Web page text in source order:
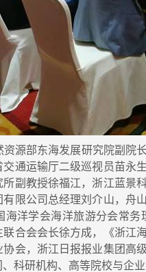
源部东海发展研究院副院
通运输厅二级巡视员苗永
副教授徐福江，浙江蓝景
限公司总经理刘介山，舟
海洋学会海洋旅游分会常
合会会长徐方成，《浙江
会，浙江日报报业集团高
科研机构、高等院校与企